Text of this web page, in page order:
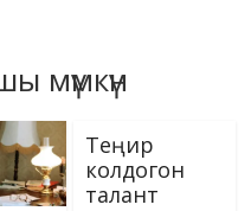
мүмкүн
Теңир
колдогон
талант